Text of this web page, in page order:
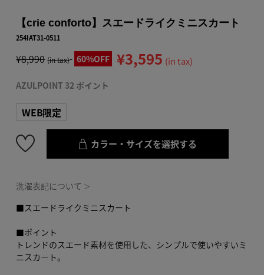
【crie conforto】スエードライクミニスカート
254IAT31-0511
¥8,990 (in tax) 60%OFF ¥3,595 (in tax)
AZULPOINT 32 ポイント
WEB限定
カラー・サイズを選択する
洗濯表記について ＞
■スエードライクミニスカート
■ポイント
トレンドのスエード素材を使用した、シンプルで使いやすいミ
ニスカート。